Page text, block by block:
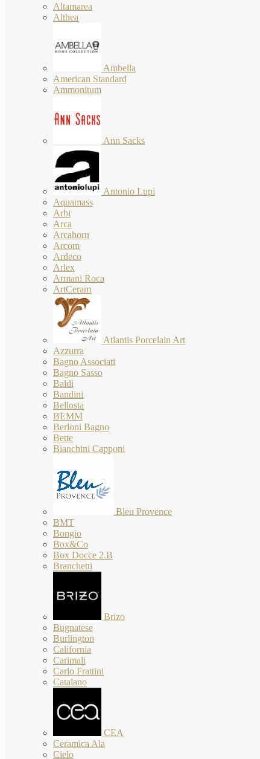
Altamarea
Althea
Ambella
American Standard
Ammonitum
Ann Sacks
Antonio Lupi
Aquamass
Arbi
Arca
Arcahorn
Arcom
Ardeco
Arlex
Armani Roca
ArtCeram
Atlantis Porcelain Art
Azzurra
Bagno Associati
Bagno Sasso
Baldi
Bandini
Bellosta
BEMM
Berloni Bagno
Bette
Bianchini Capponi
Bleu Provence
BMT
Bongio
Box&Co
Box Docce 2.B
Branchetti
Brizo
Bugnatese
Burlington
California
Carimali
Carlo Frattini
Catalano
CEA
Ceramica Ala
Cielo